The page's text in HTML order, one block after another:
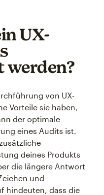
UX-
von UX-
Vorteile sie haben,
der optimale
eines Audits ist.
deines Produkts
die längere Antwort
und
hindeuten, dass die